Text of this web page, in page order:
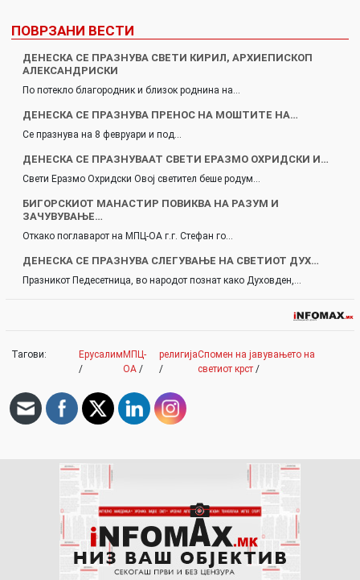
ПОВРЗАНИ ВЕСТИ
ДЕНЕСКА СЕ ПРАЗНУВА СВЕТИ КИРИЛ, АРХИЕПИСКОП
АЛЕКСАНДРИСКИ
По потекло благородник и близок роднина на…
ДЕНЕСКА СЕ ПРАЗНУВА ПРЕНОС НА МОШТИТЕ НА…
Се празнува на 8 февруари и под…
ДЕНЕСКА СЕ ПРАЗНУВААТ СВЕТИ ЕРАЗМО ОХРИДСКИ И…
Свети Еразмо Охридски Овој светител беше родум…
БИГОРСКИОТ МАНАСТИР ПОВИКВА НА РАЗУМ И
ЗАЧУВУВАЊЕ…
Откако поглаварот на МПЦ-ОА г.г. Стефан го…
ДЕНЕСКА СЕ ПРАЗНУВА СЛЕГУВАЊЕ НА СВЕТИОТ ДУХ…
Празникот Педесетница, во народот познат како Духовден,…
Тагови:
Ерусалим
/
МПЦ-
ОА /
религија
/
Спомен на јавувањето на
светиот крст/